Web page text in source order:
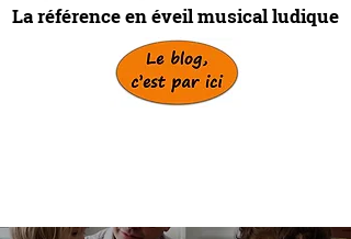
La référence en éveil musical ludique